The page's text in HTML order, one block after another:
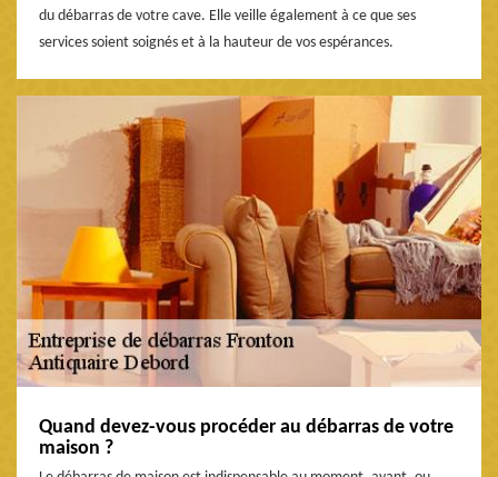
du débarras de votre cave. Elle veille également à ce que ses
services soient soignés et à la hauteur de vos espérances.
Quand devez-vous procéder au débarras de votre
maison ?